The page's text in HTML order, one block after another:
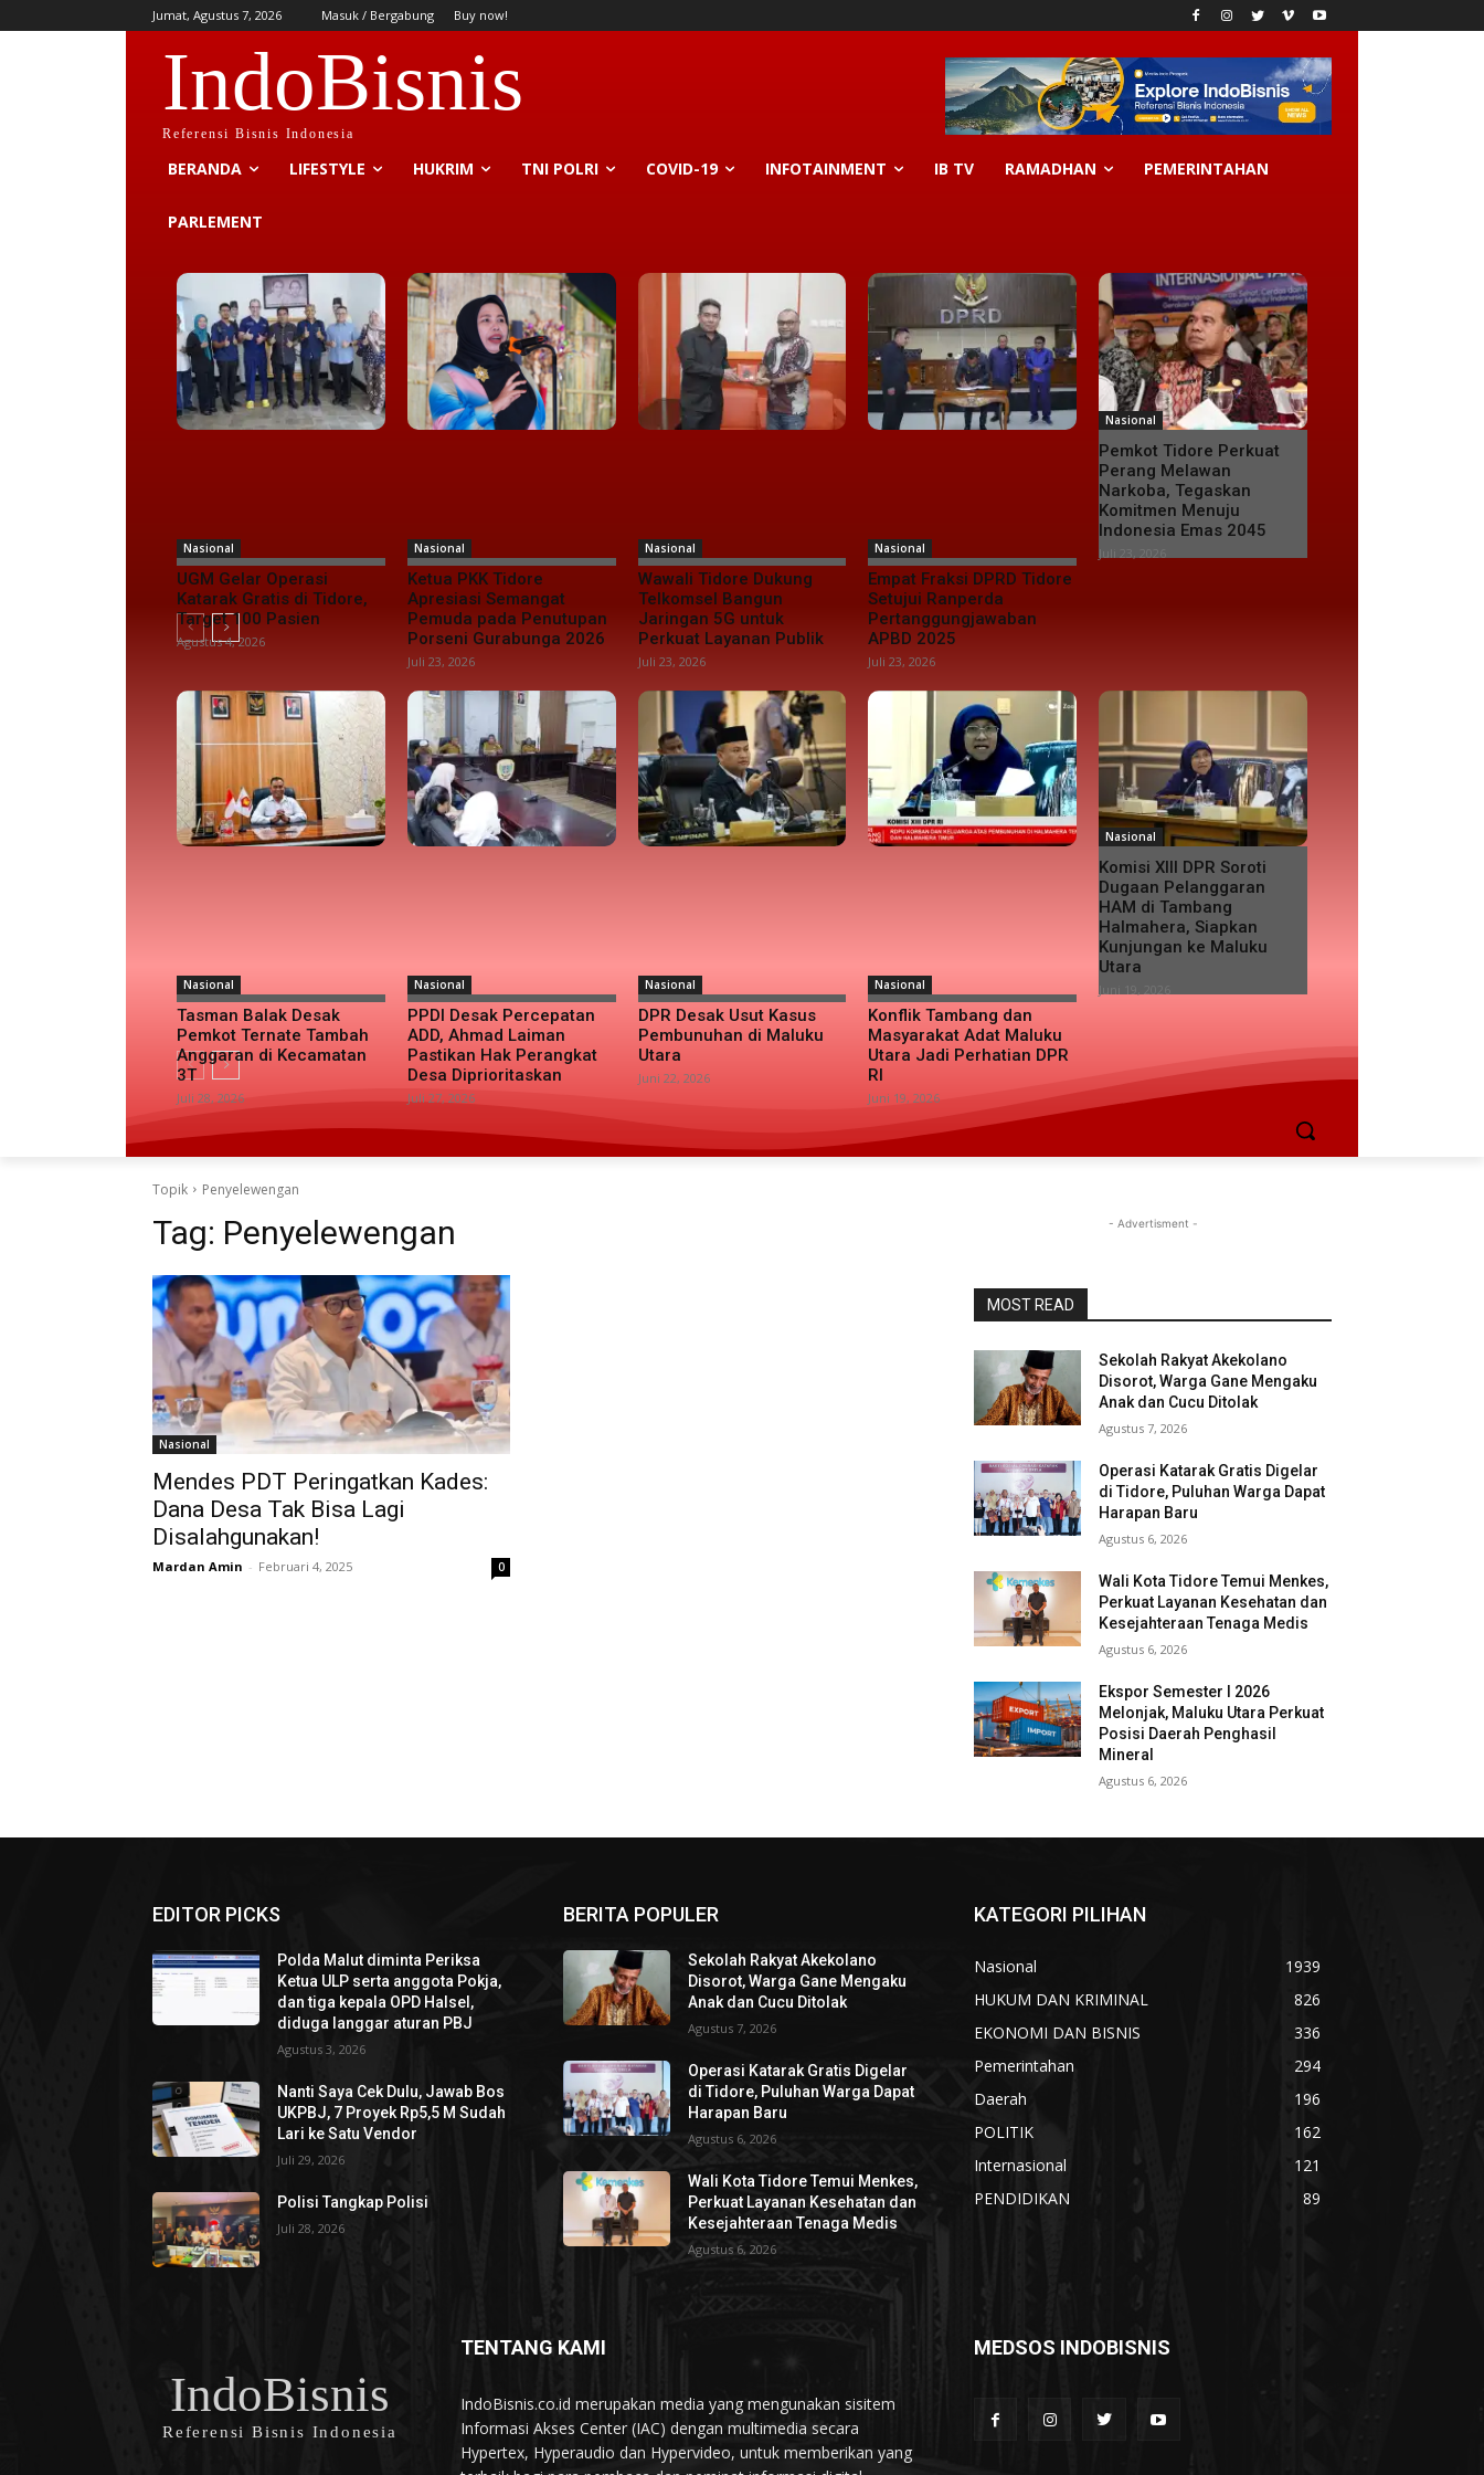
Jumat, Agustus 7, 2026 Masuk / Bergabung Buy now!
IndoBisnis
Referensi Bisnis Indonesia
BERANDA LIFESTYLE HUKRIM TNI POLRI COVID-19 INFOTAINMENT IB TV RAMADHAN PEMERINTAHAN
PARLEMENT
Nasional
UGM Gelar Operasi
Katarak Gratis di Tidore,
Target 100 Pasien
Agustus 4, 2026
Nasional
Ketua PKK Tidore
Apresiasi Semangat
Pemuda pada Penutupan
Porseni Gurabunga 2026
Juli 23, 2026
Nasional
Wawali Tidore Dukung
Telkomsel Bangun
Jaringan 5G untuk
Perkuat Layanan Publik
Juli 23, 2026
Nasional
Empat Fraksi DPRD Tidore
Setujui Ranperda
Pertanggungjawaban
APBD 2025
Juli 23, 2026
Nasional
Pemkot Tidore Perkuat
Perang Melawan
Narkoba, Tegaskan
Komitmen Menuju
Indonesia Emas 2045
Nasional
Tasman Balak Desak
Pemkot Ternate Tambah
Anggaran di Kecamatan
3T
Juli 28, 2026
Nasional
PPDI Desak Percepatan
ADD, Ahmad Laiman
Pastikan Hak Perangkat
Desa Diprioritaskan
Juli 27, 2026
Nasional
DPR Desak Usut Kasus
Pembunuhan di Maluku
Utara
Juni 22, 2026
Nasional
Konflik Tambang dan
Masyarakat Adat Maluku
Utara Jadi Perhatian DPR
RI
Juni 19, 2026
Nasional
Komisi XIII DPR Soroti
Dugaan Pelanggaran
HAM di Tambang
Halmahera, Siapkan
Kunjungan ke Maluku
Utara
Topik Penyelewengan
Tag: Penyelewengan
Nasional
Mendes PDT Peringatkan Kades:
Dana Desa Tak Bisa Lagi
Disalahgunakan!
Mardan Amin - Februari 4, 2025 0
- Advertisment -
MOST READ
Sekolah Rakyat Akekolano
Disorot, Warga Gane Mengaku
Anak dan Cucu Ditolak
Agustus 7, 2026
Operasi Katarak Gratis Digelar
di Tidore, Puluhan Warga Dapat
Harapan Baru
Agustus 6, 2026
Wali Kota Tidore Temui Menkes,
Perkuat Layanan Kesehatan dan
Kesejahteraan Tenaga Medis
Agustus 6, 2026
Ekspor Semester I 2026
Melonjak, Maluku Utara Perkuat
Posisi Daerah Penghasil
Mineral
Agustus 6, 2026
EDITOR PICKS
Polda Malut diminta Periksa
Ketua ULP serta anggota Pokja,
dan tiga kepala OPD Halsel,
diduga langgar aturan PBJ
Agustus 3, 2026
Nanti Saya Cek Dulu, Jawab Bos
UKPBJ, 7 Proyek Rp5,5 M Sudah
Lari ke Satu Vendor
Juli 29, 2026
Polisi Tangkap Polisi
Juli 28, 2026
BERITA POPULER
Sekolah Rakyat Akekolano
Disorot, Warga Gane Mengaku
Anak dan Cucu Ditolak
Agustus 7, 2026
Operasi Katarak Gratis Digelar
di Tidore, Puluhan Warga Dapat
Harapan Baru
Agustus 6, 2026
Wali Kota Tidore Temui Menkes,
Perkuat Layanan Kesehatan dan
Kesejahteraan Tenaga Medis
Agustus 6, 2026
KATEGORI PILIHAN
Nasional
1939
HUKUM DAN KRIMINAL
826
EKONOMI DAN BISNIS
336
Pemerintahan
294
Daerah
196
POLITIK
162
Internasional
121
PENDIDIKAN
89
IndoBisnis
Referensi Bisnis Indonesia
TENTANG KAMI
IndoBisnis.co.id merupakan media yang mengunakan sisitem
Informasi Akses Center (IAC) dengan multimedia secara
Hypertex, Hyperaudio dan Hypervideo, untuk memberikan yang
MEDSOS INDOBISNIS